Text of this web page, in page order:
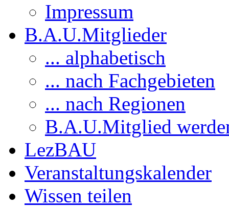
Impressum
B.A.U.Mitglieder
... alphabetisch
... nach Fachgebieten
... nach Regionen
B.A.U.Mitglied
LezBAU
Veranstaltungskalender
Wissen teilen